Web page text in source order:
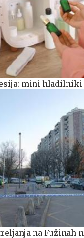
mini
na Fužinah